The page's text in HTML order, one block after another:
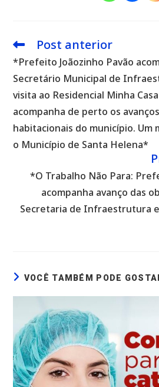
Leia
artigos
Post anterior
*Prefeito Joãozinho Pavão
Secretário Municipal de
visita ao Residencial Minha
acompanha de perto os
habitacionais do município. Um
o Município de Santa Helena*
*O Trabalho Não Para:
acompanha avanço das
Secretaria de Infraestrutura
VOCÊ TAMBÉM PODE